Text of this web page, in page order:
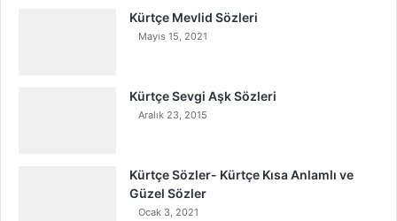
Kürtçe Mevlid Sözleri
Mayıs 15, 2021
Kürtçe Sevgi Aşk Sözleri
Aralık 23, 2015
Kürtçe Sözler- Kürtçe Kısa Anlamlı ve
Güzel Sözler
Ocak 3, 2021